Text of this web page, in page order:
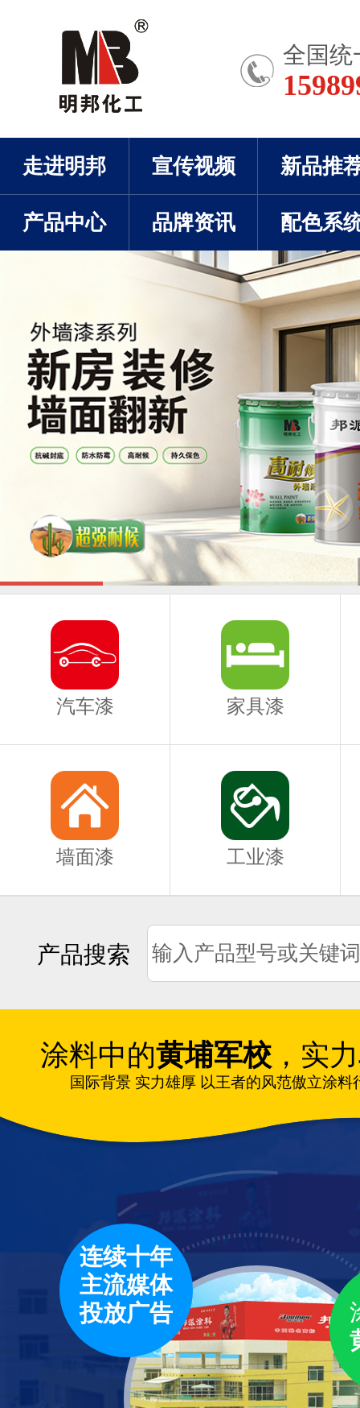
全国统
走进明邦 宣传视频 新品推
产品中心 品牌资讯 配色系
汽车漆 家具漆
墙面漆 工业漆
产品搜索
涂料中的黄埔军校 ，实力
国际背景 实力雄厚 以王者的风范傲立涂料
连续十年
主流媒体
投放广告